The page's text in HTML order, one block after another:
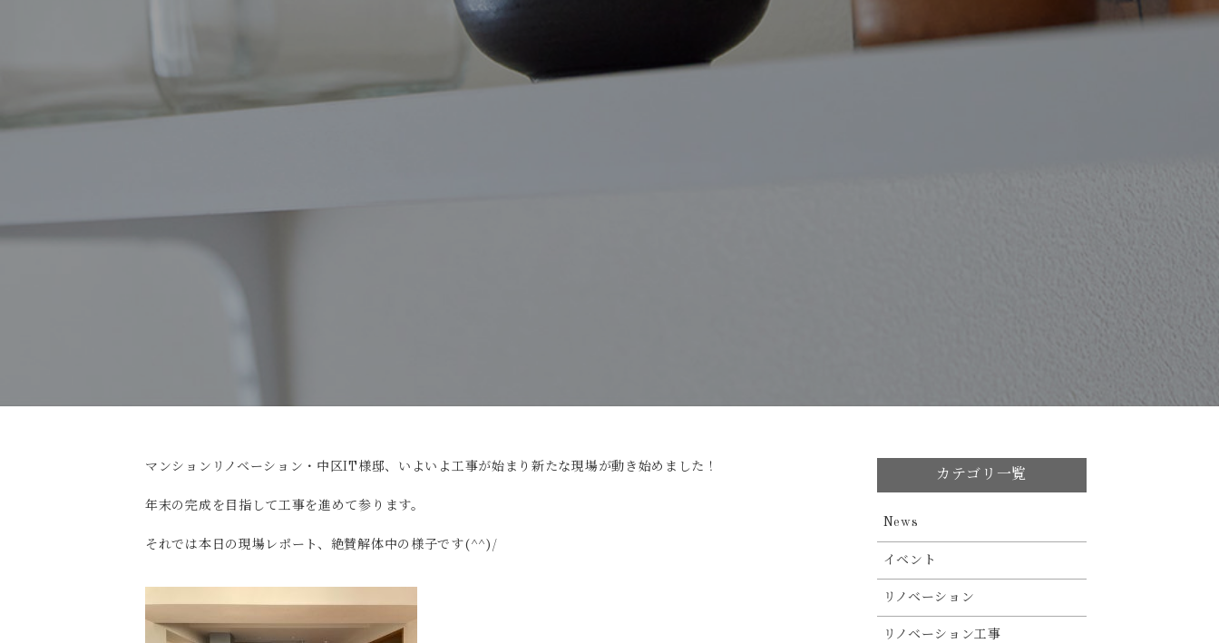
マンションリノベーション・中区IT様邸、いよいよ工事が始まり新たな現場が動き始めました！
年末の完成を目指して工事を進めて参ります。
それでは本日の現場レポート、絶賛解体中の様子です(^^)/
カテゴリ一覧
News
イベント
リノベーション
リノベーション工事